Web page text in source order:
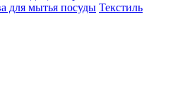
для мытья посуды Текстиль